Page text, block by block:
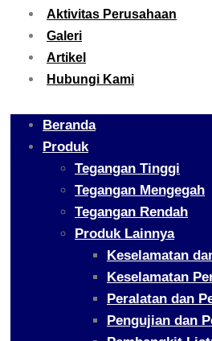
Aktivitas Perusahaan
Galeri
Artikel
Hubungi Kami
Beranda
Produk
Tegangan Tinggi
Tegangan Mengegah
Tegangan Rendah
Produk Lainnya
Keselamatan
Keselamatan
Peralatan dan
Pengujian dan